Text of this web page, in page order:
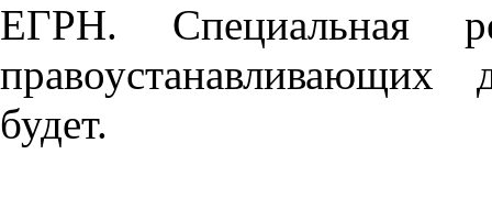
ЕГРН. Специальная
правоустанавливающих
будет.